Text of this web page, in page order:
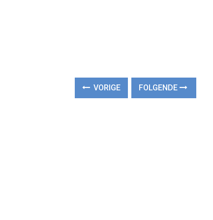
VORIGE FOLGENDE